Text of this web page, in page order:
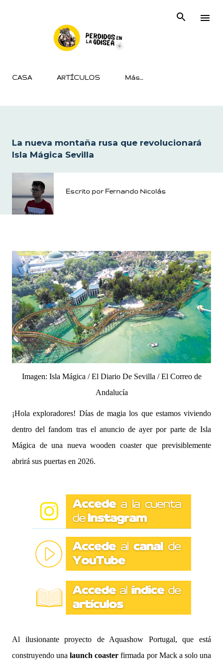
CASA ARTÍCULOS Más…
La nueva montaña rusa que revolucionará
Isla Mágica Sevilla
Escrito por Fernando Nicolás
Imagen: Isla Mágica / El Diario De Sevilla / El Correo de
Andalucía
¡Hola exploradores! Días de magia los que estamos viviendo
dentro del fandom tras el anuncio de ayer por parte de Isla
Mágica de una nueva wooden coaster que previsiblemente
abrirá sus puertas en 2026.
Al ilusionante proyecto de Aquashow Portugal, que está
construyendo unalaunch coaster firmada por Mack a solo una